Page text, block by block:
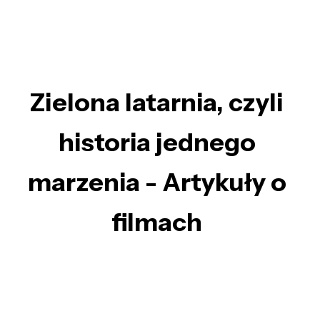
Zielona latarnia, czyli
historia jednego
marzenia - Artykuły o
filmach